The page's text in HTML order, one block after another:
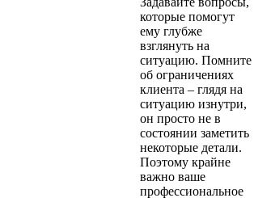
которые помогут
ему глубже
взглянуть на
ситуацию. Помните
об ограничениях
клиента – глядя на
ситуацию изнутри,
он просто не в
состоянии заметить
некоторые детали.
Поэтому крайне
важно ваше
профессиональное